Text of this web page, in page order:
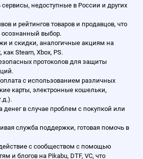
недоступные в России и других
и рейтингов товаров и продавцов, что
осознанный выбор.
и скидки, аналогичные акциям на
Steam, Xbox, PS.
протоколов для защиты
с использованием различных
карты, электронные кошельки,
денег в случае проблем с покупкой или
служба поддержки, готовая помочь в
с сообществом с помощью
и блогов на Pikabu, DTF, VC, что